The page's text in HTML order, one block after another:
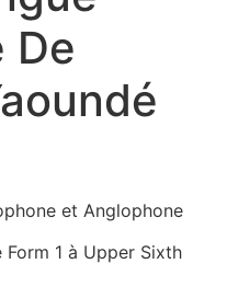
De
et Anglophone
Form 1 à Upper Sixth